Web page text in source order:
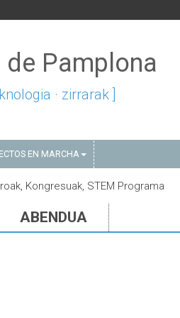
Pamplona
· zirrarak ]
EN MARCHA
Kongresuak, STEM Programa
ABENDUA